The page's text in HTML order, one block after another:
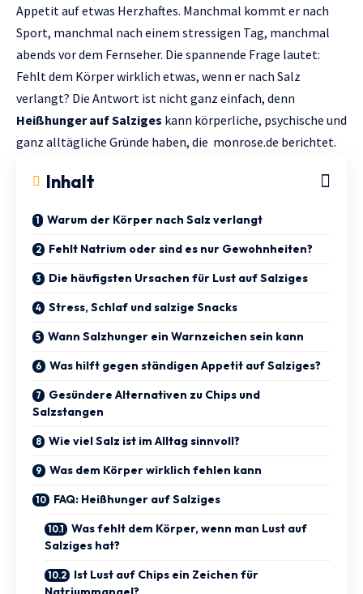
Appetit auf etwas Herzhaftes. Manchmal kommt er nach
Sport, manchmal nach einem stressigen Tag, manchmal
abends vor dem Fernseher. Die spannende Frage lautet:
Fehlt dem Körper wirklich etwas, wenn er nach Salz
verlangt? Die Antwort ist nicht ganz einfach, denn
Heißhunger auf Salziges kann körperliche, psychische und
ganz alltägliche Gründe haben, die monrose.de berichtet.
Inhalt
Warum der Körper nach Salz verlangt
Fehlt Natrium oder sind es nur Gewohnheiten?
Die häufigsten Ursachen für Lust auf Salziges
Stress, Schlaf und salzige Snacks
Wann Salzhunger ein Warnzeichen sein kann
Was hilft gegen ständigen Appetit auf Salziges?
Gesündere Alternativen zu Chips und
Salzstangen
Wie viel Salz ist im Alltag sinnvoll?
Was dem Körper wirklich fehlen kann
FAQ: Heißhunger auf Salziges
Was fehlt dem Körper, wenn man Lust auf
Salziges hat?
Ist Lust auf Chips ein Zeichen für